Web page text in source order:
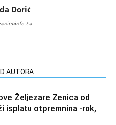
Dorić
AUTORA
Željezare Zenica od
isplatu otpremnina -rok,